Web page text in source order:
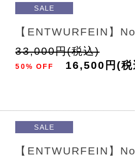
SALE
【ENTWURFEIN】
33,000円(税込)
50% OFF 16,500円(
SALE
【ENTWURFEIN】